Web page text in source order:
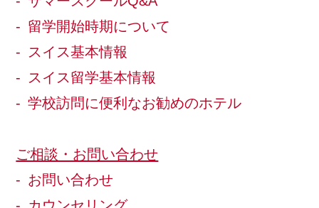
留学開始時期について
スイス基本情報
スイス留学基本情報
学校訪問に便利なお勧めのホテル
ご相談・お問い合わせ
お問い合わせ